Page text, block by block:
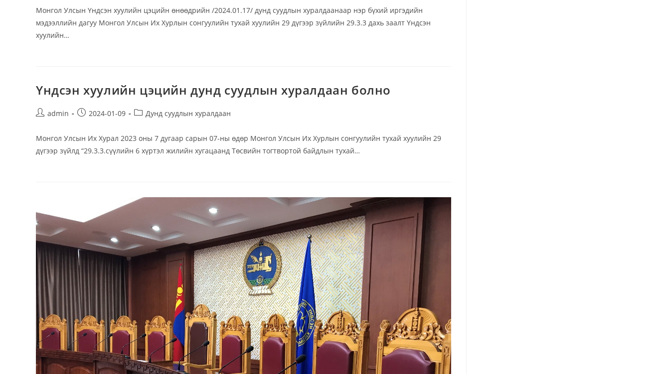
Монгол Улсын Үндсэн хуулийн цэцийн өнөөдрийн /2024.01.17/ дунд суудлын хуралдаанаар нэр бүхий иргэдийн
мэдээллийн дагуу Монгол Улсын Их Хурлын сонгуулийн тухай хуулийн 29 дүгээр зүйлийн 29.3.3 дахь заалт Үндсэн
хуулийн…
Үндсэн хуулийн цэцийн дунд суудлын хуралдаан болно
Postadmin
Post2024-01-09
PostДунд суудлын хуралдаан
Монгол Улсын Их Хурал 2023 оны 7 дугаар сарын 07-ны өдөр Монгол Улсын Их Хурлын сонгуулийн тухай хуулийн 29
дүгээр зүйлд “29.3.3.сүүлийн 6 хүртэл жилийн хугацаанд Төсвийн тогтвортой байдлын тухай…